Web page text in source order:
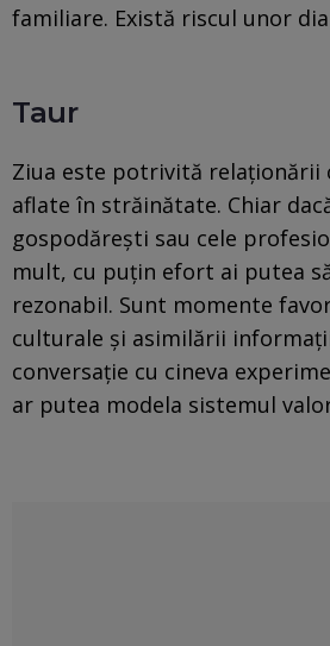
familiare. Există riscul unor
Taur
Ziua este potrivită relaționării
aflate în străinătate. Chiar
gospodărești sau cele
mult, cu puțin efort ai putea
rezonabil. Sunt momente
culturale și asimilării
conversație cu cineva
ar putea modela sistemul